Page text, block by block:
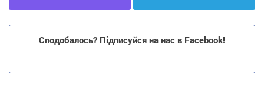
Сподобалось? Підписуйся на нас в Facebook!